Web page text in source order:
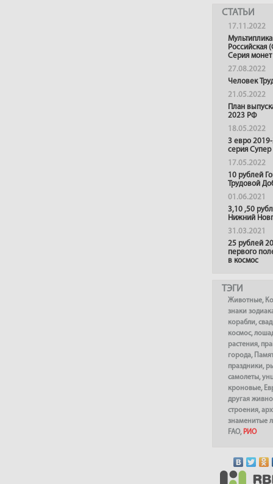
СТАТЬИ
17.11.2022
Российская
Серия монет
27.08.2022
Человек
21.05.2022
План
2023 РФ
18.05.2022
3 евро
серия
17.05.2022
10 рублей
Трудовой
01.06.2021
3,10 ,50
Нижний
31.03.2021
25 рублей
первого
в космос
ТЭГИ
Животные,
знаки
корабли,
космос,
растения,
города,
праздники,
самолеты,
кроновые,
другая
строения,
знаменитые
FAO, РИО